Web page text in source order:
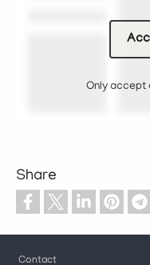
Only accept
Share
Footer
Contact